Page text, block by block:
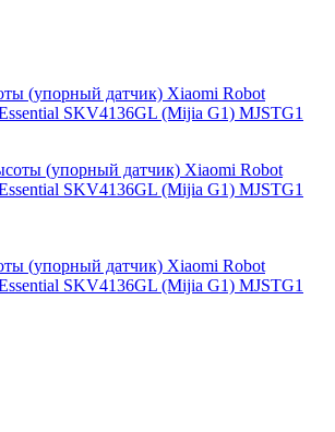
(упорный датчик) Xiaomi Robot
SKV4136GL (Mijia G1) MJSTG1
(упорный датчик) Xiaomi Robot
SKV4136GL (Mijia G1) MJSTG1